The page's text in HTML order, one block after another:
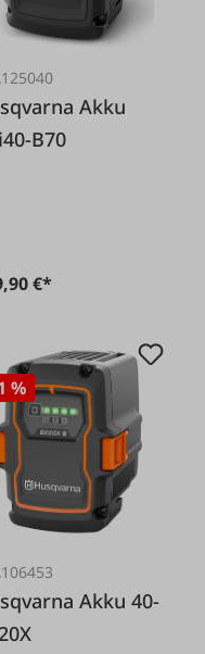
Akku
B70
€*
%
Akku 40-